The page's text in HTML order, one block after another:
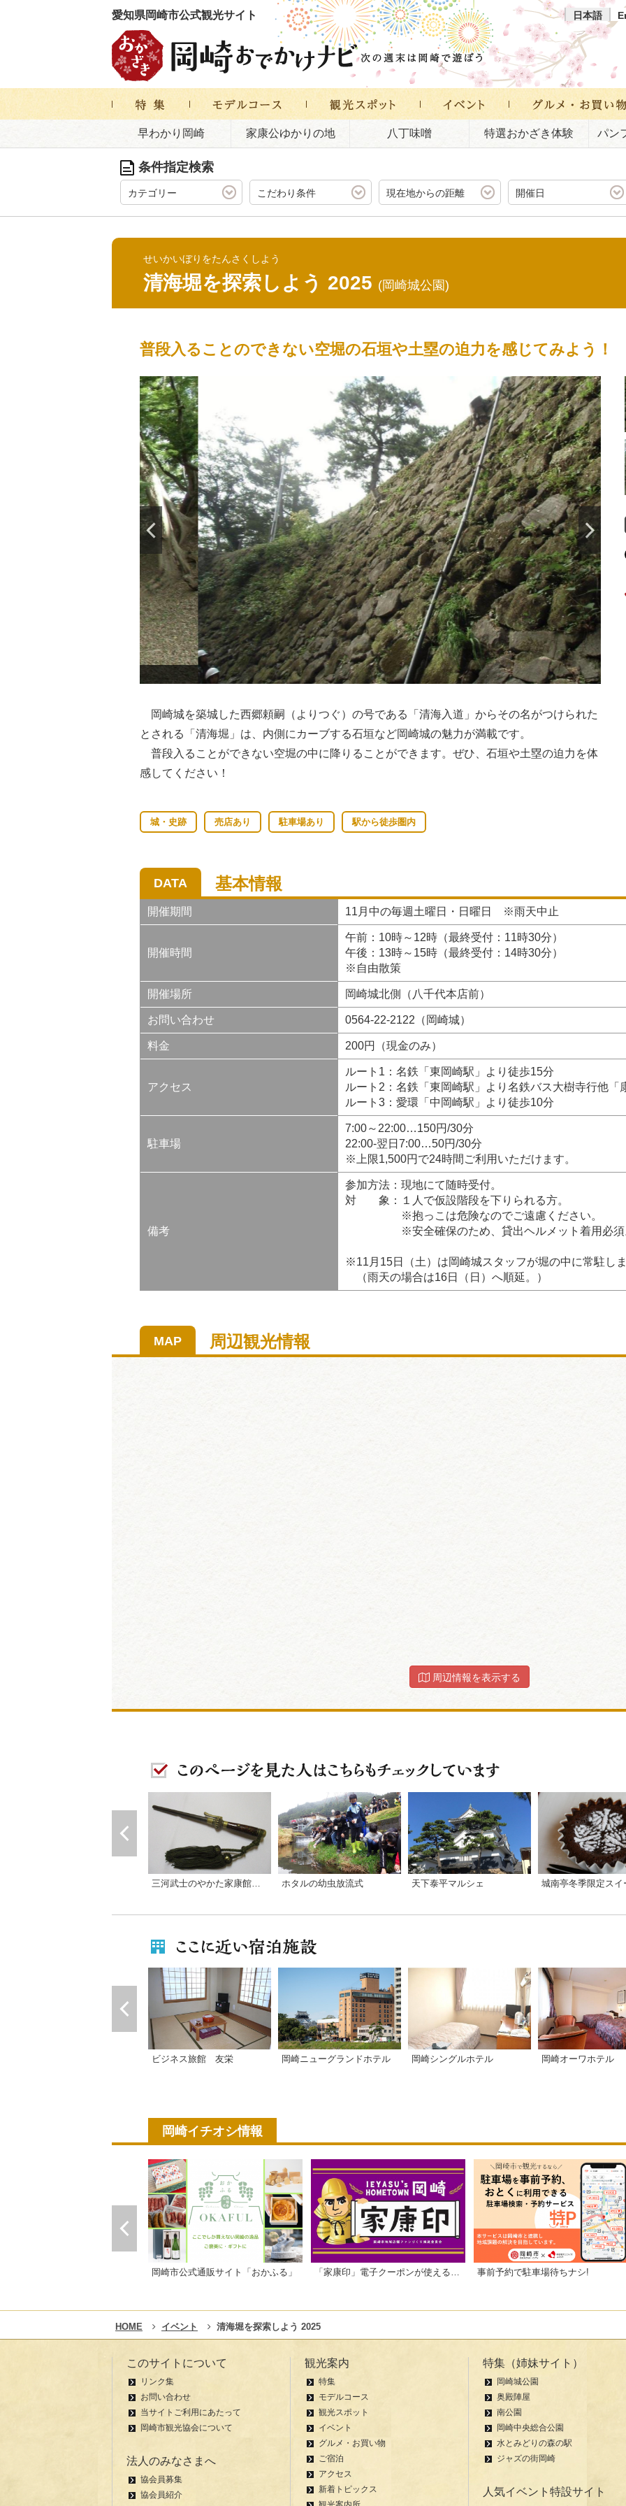
愛知県岡崎市公式観光サイト 日本語
早わかり岡崎 家康公ゆかりの地 八丁味噌 特選おかざき体験 パン
条件指定検索
カテゴリー こだわり条件 現在地からの距離 開催日
せいかいぼりをたんさくしよう
清海堀を探索しよう 2025 (岡崎城公園)
普段入ることのできない空堀の石垣や土塁の迫力を感じてみよう！
岡崎城を築城した西郷頼嗣（よりつぐ）の号である「清海入道」からその名がつけられた
とされる「清海堀」は、内側にカーブする石垣など岡崎城の魅力が満載です。
普段入ることができない空堀の中に降りることができます。ぜひ、石垣や土塁の迫力を体
感してください！
城・史跡 売店あり 駐車場あり 駅から徒歩圏内
DATA 基本情報
開催期間 11月中の毎週土曜日・日曜日 ※雨天中止
開催時間
午前：10時～12時（最終受付：11時30分）
午後：13時～15時（最終受付：14時30分）
※自由散策
開催場所 岡崎城北側（八千代本店前）
お問い合わせ 0564-22-2122（岡崎城）
料金 200円（現金のみ）
アクセス
ルート1：名鉄「東岡崎駅」より徒歩15分
ルート2：名鉄「東岡崎駅」より名鉄バス大樹寺行他「
ルート3：愛環「中岡崎駅」より徒歩10分
駐車場
7:00～22:00…150円/30分
22:00-翌日7:00…50円/30分
※上限1,500円で24時間ご利用いただけます。
備考
参加方法：現地にて随時受付。
対 象：１人で仮設階段を下りられる方。
※抱っこは危険なのでご遠慮ください。
※安全確保のため、貸出ヘルメット着用必須
※11月15日（土）は岡崎城スタッフが堀の中に常駐し
（雨天の場合は16日（日）へ順延。）
MAP 周辺観光情報
周辺情報を表示する
ホタルの幼虫放流式 天下泰平マルシェ
ビジネス旅館 友栄 岡崎ニューグランドホテル 岡崎シングルホテル 岡崎オーワホテル
岡崎イチオシ情報
岡崎市公式通販サイト「おかふる」 事前予約で駐車場待ちナシ!
HOME イベント 清海堀を探索しよう 2025
このサイトについて
リンク集
お問い合わせ
当サイトご利用にあたって
岡崎市観光協会について
法人のみなさまへ
協会員募集
協会員紹介
観光案内
特集
モデルコース
観光スポット
イベント
グルメ・お買い物
ご宿泊
アクセス
新着トピックス
特集（姉妹サイト）
岡崎城公園
奥殿陣屋
南公園
岡崎中央総合公園
水とみどりの森の駅
ジャズの街岡崎
人気イベント特設サイト